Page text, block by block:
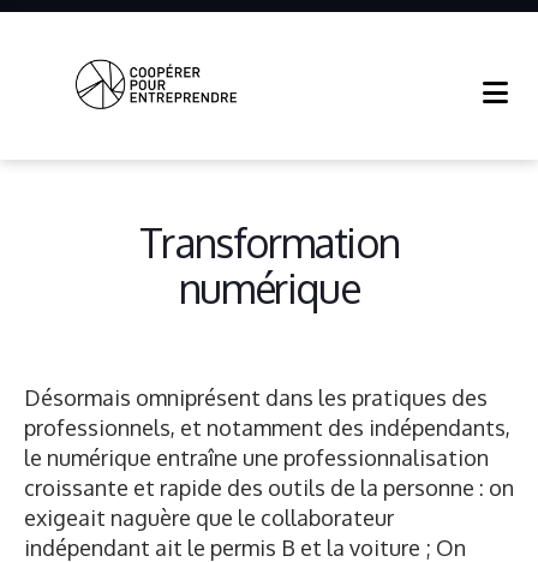
Entreprendre
Transformation
numérique
Désormais omniprésent dans les pratiques des
professionnels, et notamment des indépendants,
le numérique entraîne une professionnalisation
croissante et rapide des outils de la personne : on
exigeait naguère que le collaborateur
indépendant ait le permis B et la voiture ; On